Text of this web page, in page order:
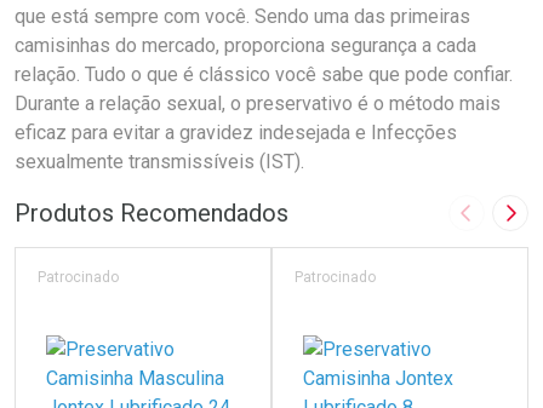
que está sempre com você. Sendo uma das primeiras
camisinhas do mercado, proporciona segurança a cada
relação. Tudo o que é clássico você sabe que pode confiar.
Durante a relação sexual, o preservativo é o método mais
eficaz para evitar a gravidez indesejada e Infecções
sexualmente transmissíveis (IST).
Produtos Recomendados Imagem
Patrocinado Patrocinado